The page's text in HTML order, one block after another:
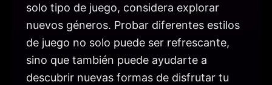
solo tipo de juego, considera explorar
nuevos géneros. Probar diferentes estilos
de juego no solo puede ser refrescante,
sino que también puede ayudarte a
descubrir nuevas formas de disfrutar tu